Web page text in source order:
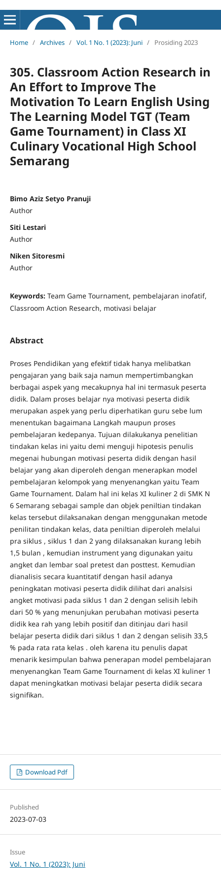
Home / Archives / Vol. 1 No. 1 (2023): Juni / Prosiding 2023
305. Classroom Action Research in
An Effort to Improve The
Motivation To Learn English Using
The Learning Model TGT (Team
Game Tournament) in Class XI
Culinary Vocational High School
Semarang
Bimo Aziz Setyo Pranuji
Author
Siti Lestari
Author
Niken Sitoresmi
Author
Keywords: Team Game Tournament, pembelajaran inofatif,
Classroom Action Research, motivasi belajar
Abstract
Proses Pendidikan yang efektif tidak hanya melibatkan
pengajaran yang baik saja namun mempertimbangkan
berbagai aspek yang mecakupnya hal ini termasuk peserta
didik. Dalam proses belajar nya motivasi peserta didik
merupakan aspek yang perlu diperhatikan guru sebe lum
menentukan bagaimana Langkah maupun proses
pembelajaran kedepanya. Tujuan dilakukanya penelitian
tindakan kelas ini yaitu demi menguji hipotesis penulis
megenai hubungan motivasi peserta didik dengan hasil
belajar yang akan diperoleh dengan menerapkan model
pembelajaran kelompok yang menyenangkan yaitu Team
Game Tournament. Dalam hal ini kelas XI kuliner 2 di SMK N
6 Semarang sebagai sample dan objek peniltian tindakan
kelas tersebut dilaksanakan dengan menggunakan metode
penilitan tindakan kelas, data peniltian diperoleh melalui
pra siklus , siklus 1 dan 2 yang dilaksanakan kurang lebih
1,5 bulan , kemudian instrument yang digunakan yaitu
angket dan lembar soal pretest dan posttest. Kemudian
dianalisis secara kuantitatif dengan hasil adanya
peningkatan motivasi peserta didik dilihat dari analsisi
angket motivasi pada siklus 1 dan 2 dengan selisih lebih
dari 50 % yang menunjukan perubahan motivasi peserta
didik kea rah yang lebih positif dan ditinjau dari hasil
belajar peserta didik dari siklus 1 dan 2 dengan selisih 33,5
% pada rata rata kelas . oleh karena itu penulis dapat
menarik kesimpulan bahwa penerapan model pembelajaran
menyenangkan Team Game Tournament di kelas XI kuliner 1
dapat meningkatkan motivasi belajar peserta didik secara
signifikan.
Download Pdf
Published
2023-07-03
Issue
Vol. 1 No. 1 (2023): Juni